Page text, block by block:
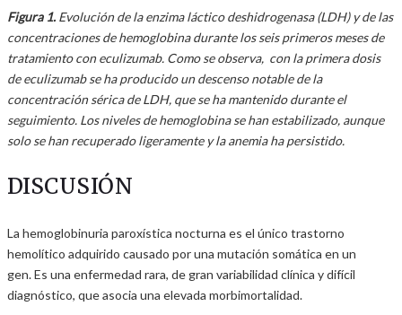
Figura 1. Evolución de la enzima láctico deshidrogenasa (LDH) y de las
concentraciones de hemoglobina durante los seis primeros meses de
tratamiento con eculizumab. Como se observa, con la primera dosis
de eculizumab se ha producido un descenso notable de la
concentración sérica de LDH, que se ha mantenido durante el
seguimiento. Los niveles de hemoglobina se han estabilizado, aunque
solo se han recuperado ligeramente y la anemia ha persistido.
DISCUSIÓN
La hemoglobinuria paroxística nocturna es el único trastorno
hemolítico adquirido causado por una mutación somática en un
gen. Es una enfermedad rara, de gran variabilidad clínica y difícil
diagnóstico, que asocia una elevada morbimortalidad.